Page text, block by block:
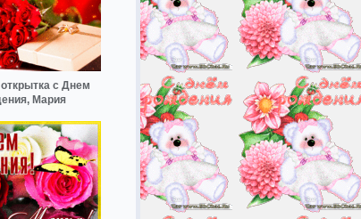
с Днем
Мария